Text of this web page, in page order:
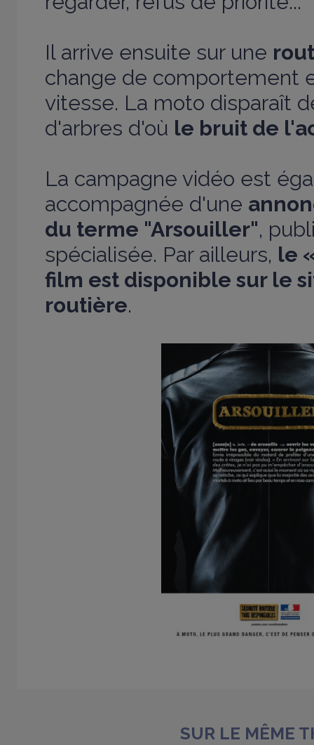
Il arrive ensuite sur une
change de comportement
vitesse. La moto disparaît
d'arbres d'où le bruit de
La campagne vidéo est
accompagnée d'une
du terme "Arsouiller",
spécialisée. Par ailleurs, le
film est disponible sur le
routière.
SUR LE MÊME